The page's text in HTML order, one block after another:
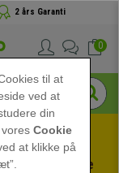
2 års Garanti
0
Eksklusive
til at
ved at
din
voresCookie
at klikke på